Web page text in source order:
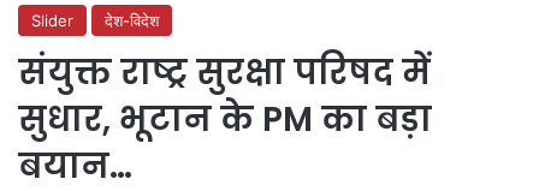
Slider देश-विदेश
संयुक्त राष्ट्र सुरक्षा परिषद में
सुधार, भूटान के PM का बड़ा
बयान…